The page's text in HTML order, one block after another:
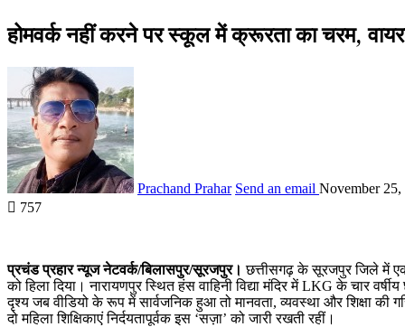
होमवर्क नहीं करने पर स्कूल में क्रूरता का चरम,
Prachand Prahar Send an email November 25,
757
प्रचंड प्रहार न्यूज नेटवर्क/बिलासपुर/सूरजपुर। छत्तीसगढ़ के सूरजपुर जिले में एक
को हिला दिया। नारायणपुर स्थित हंस वाहिनी विद्या मंदिर में LKG के चार
दृश्य जब वीडियो के रूप में सार्वजनिक हुआ तो मानवता, व्यवस्था और शिक्षा की
दो महिला शिक्षिकाएं निर्दयतापूर्वक इस ‘सज़ा’ को जारी रखती रहीं।